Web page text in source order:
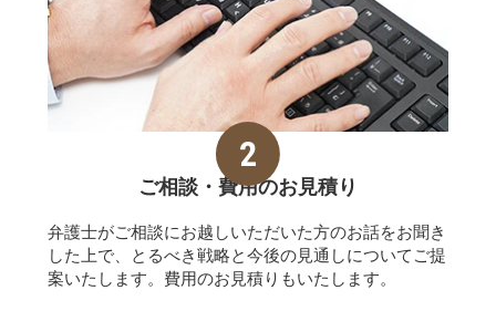
ご相談・費用のお見積り
弁護士がご相談にお越しいただいた方のお話をお聞き
した上で、とるべき戦略と今後の見通しについてご提
案いたします。費用のお見積りもいたします。